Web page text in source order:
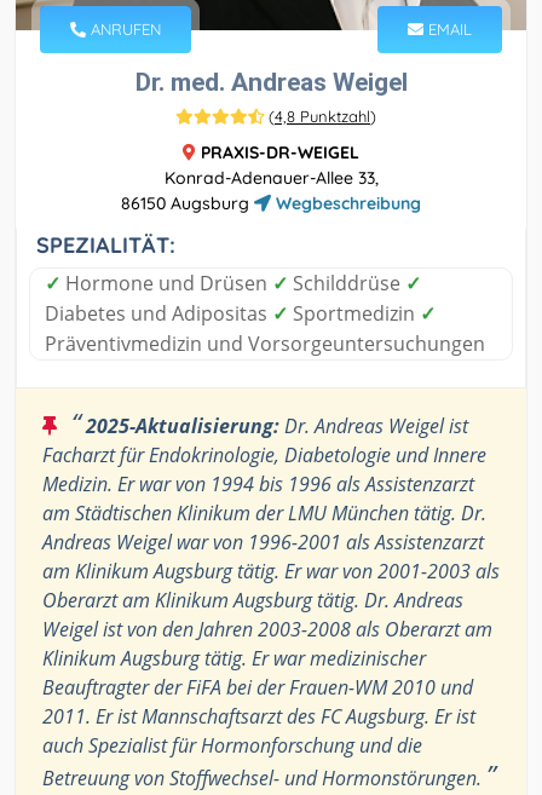
ANRUFEN EMAIL
Dr. med. Andreas Weigel
(4,8 Punktzahl)
PRAXIS-DR-WEIGEL
Konrad-Adenauer-Allee 33,
86150 Augsburg
Wegbeschreibung
SPEZIALITÄT:
✓ Hormone und Drüsen ✓ Schilddrüse ✓
Diabetes und Adipositas ✓ Sportmedizin ✓
Präventivmedizin und Vorsorgeuntersuchungen
“2025-Aktualisierung:Dr. Andreas Weigel ist
Facharzt für Endokrinologie, Diabetologie und Innere
Medizin. Er war von 1994 bis 1996 als Assistenzarzt
am Städtischen Klinikum der LMU München tätig. Dr.
Andreas Weigel war von 1996-2001 als Assistenzarzt
am Klinikum Augsburg tätig. Er war von 2001-2003 als
Oberarzt am Klinikum Augsburg tätig. Dr. Andreas
Weigel ist von den Jahren 2003-2008 als Oberarzt am
Klinikum Augsburg tätig. Er war medizinischer
Beauftragter der FiFA bei der Frauen-WM 2010 und
2011. Er ist Mannschaftsarzt des FC Augsburg. Er ist
auch Spezialist für Hormonforschung und die
Betreuung von Stoffwechsel- und Hormonstörungen. ”